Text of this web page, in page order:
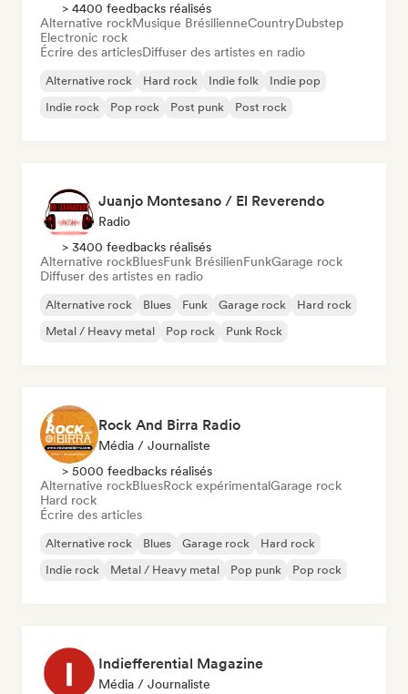
> 4400 feedbacks réalisés
Alternative rockMusique BrésilienneCountryDubstep
Electronic rock
Écrire des articlesDiffuser des artistes en radio
Alternative rock Hard rock Indie folk
Indie pop
Indie rock
Pop rock Post punk Post rock
Juanjo Montesano / El Reverendo
Radio
> 3400 feedbacks réalisés
Alternative rockBluesFunk BrésilienFunkGarage rock
Diffuser des artistes en radio
Alternative rock Blues Funk Garage rock
Hard rock
Metal / Heavy metal
Pop rock Punk Rock
Rock And Birra Radio
Média / Journaliste
> 5000 feedbacks réalisés
Alternative rockBluesRock expérimentalGarage rock
Hard rock
Écrire des articles
Alternative rock Blues Garage rock
Hard rock
Indie rock
Metal / Heavy metal Pop punk Pop rock
Indiefferential Magazine
Média / Journaliste